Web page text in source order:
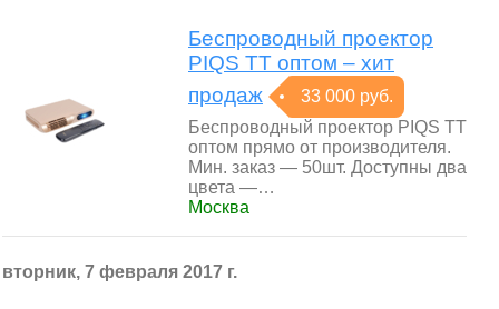
Беспроводный проектор
PIQS TT оптом – хит
продаж
33 000 руб.
Беспроводный проектор PIQS TT
оптом прямо от производителя.
Мин. заказ — 50шт. Доступны два
цвета —…
Москва
вторник, 7 февраля 2017 г.